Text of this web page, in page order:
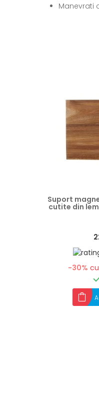
Manevrati
Suport
cutite din
-30%